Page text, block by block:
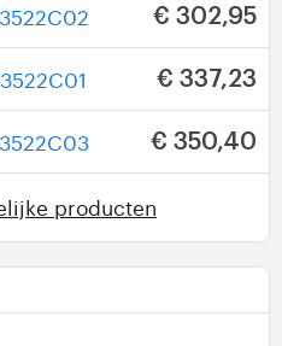
€ 302,95
€ 337,23
€ 350,40
producten